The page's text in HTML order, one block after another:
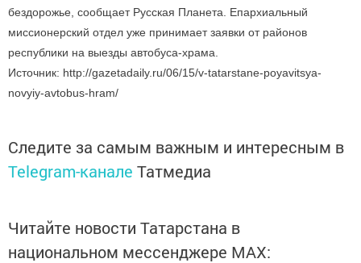
бездорожье, сообщает Русская Планета. Епархиальный
миссионерский отдел уже принимает заявки от районов
республики на выезды автобуса-храма.
Источник: http://gazetadaily.ru/06/15/v-tatarstane-poyavitsya-
novyiy-avtobus-hram/
Следите за самым важным и интересным в
Telegram-канале Татмедиа
Читайте новости Татарстана в
национальном мессенджере MАХ: